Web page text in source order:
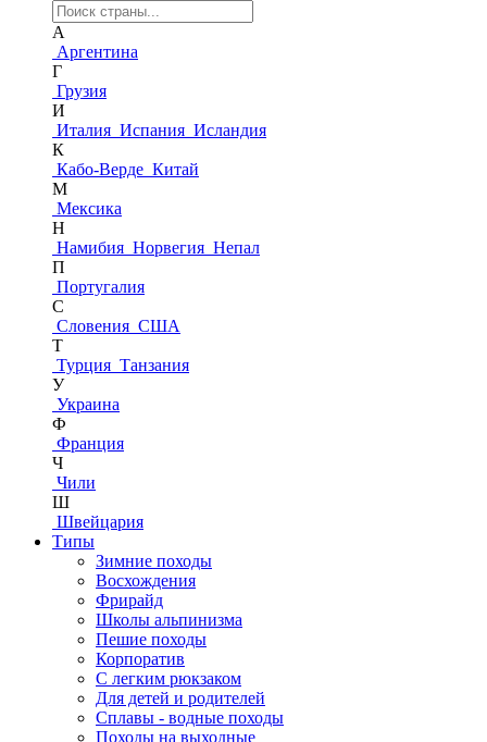
А
Аргентина
Г
Грузия
И
Италия Испания Исландия
К
Кабо-Верде Китай
М
Мексика
Н
Намибия Норвегия Непал
П
Португалия
С
Словения США
Т
Турция Танзания
У
Украина
Ф
Франция
Ч
Чили
Ш
Швейцария
Типы
Зимние походы
Восхождения
Фрирайд
Школы альпинизма
Пешие походы
Корпоратив
С легким рюкзаком
Для детей и родителей
Сплавы - водные походы
Походы на выходные